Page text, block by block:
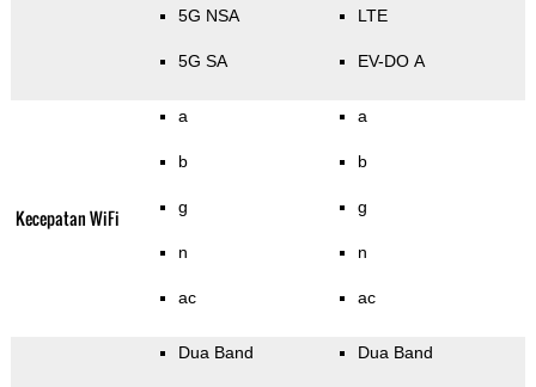
5G NSA
5G SA
LTE
EV-DO A
Kecepatan WiFi
a
b
g
n
ac
a
b
g
n
ac
Dua Band Dua Band